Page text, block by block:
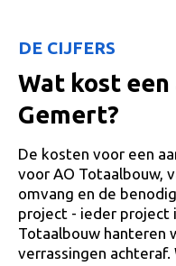
DE CIJFERS
Wat kost
Gemert?
De kosten voor een
voor AO Totaalbouw,
omvang en de
project - ieder project
Totaalbouw hanteren
verrassingen